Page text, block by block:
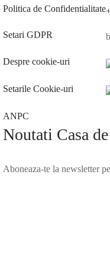
Politica de Confidentialitate
Setari GDPR
Despre cookie-uri
Setarile Cookie-uri
ANPC
Noutati Casa
Aboneaza-te la newsletter